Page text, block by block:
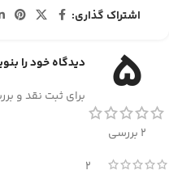
اشتراک گذاری:
5
2 بررسی
2
دیدگاه خود را
برای ثبت نقد و